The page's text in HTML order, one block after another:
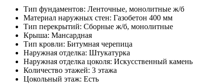
Тип фундаментов: Ленточные, монолитные ж/б
Материал наружных стен: Газобетон 400 мм
Тип перекрытий: Сборные ж/б, монолитные
Крыша: Мансардная
Тип кровли: Битумная черепица
Наружная отделка: Штукатурка
Наружная отделка цоколя: Искусственный камень
Количество этажей: 3 этажа
Цокольный этаж: Есть